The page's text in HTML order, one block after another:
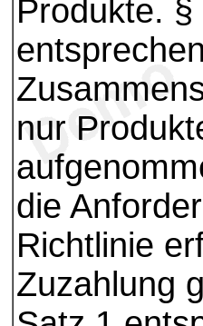
Produkte.
nur
die
Richtlinie
Zuzahlung